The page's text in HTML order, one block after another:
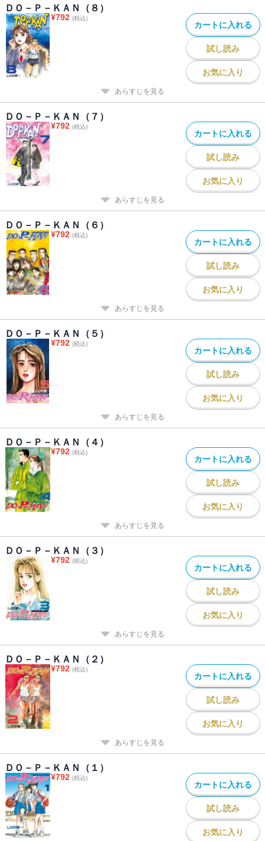
ＤＯ－Ｐ－ＫＡＮ（８）
¥792 (税込)
カートに入れる
試し読み
お気に入り
あらすじを見る
ＤＯ－Ｐ－ＫＡＮ（７）
¥792 (税込)
カートに入れる
試し読み
お気に入り
あらすじを見る
ＤＯ－Ｐ－ＫＡＮ（６）
¥792 (税込)
カートに入れる
試し読み
お気に入り
あらすじを見る
ＤＯ－Ｐ－ＫＡＮ（５）
¥792 (税込)
カートに入れる
試し読み
お気に入り
あらすじを見る
ＤＯ－Ｐ－ＫＡＮ（４）
¥792 (税込)
カートに入れる
試し読み
お気に入り
あらすじを見る
ＤＯ－Ｐ－ＫＡＮ（３）
¥792 (税込)
カートに入れる
試し読み
お気に入り
あらすじを見る
ＤＯ－Ｐ－ＫＡＮ（２）
¥792 (税込)
カートに入れる
試し読み
お気に入り
あらすじを見る
ＤＯ－Ｐ－ＫＡＮ（１）
¥792 (税込)
カートに入れる
試し読み
お気に入り